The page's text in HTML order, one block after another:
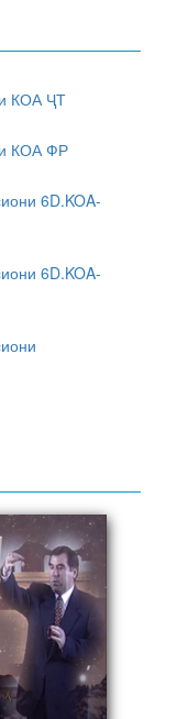
КОА ҶТ
КОА ФР
6D.KOA-
6D.KOA-